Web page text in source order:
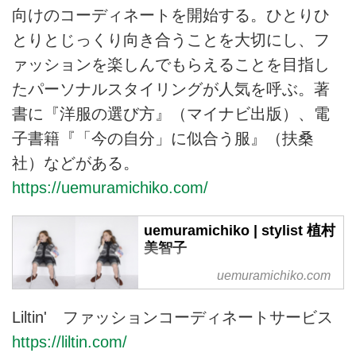
向けのコーディネートを開始する。ひとりひ
とりとじっくり向き合うことを大切にし、フ
ァッションを楽しんでもらえることを目指し
たパーソナルスタイリングが人気を呼ぶ。著
書に『洋服の選び方』（マイナビ出版）、電
子書籍『「今の自分」に似合う服』（扶桑
社）などがある。
https://uemuramichiko.com/
uemuramichiko | stylist 植村
美智子
スタイリスト植村美智子のホーム
ページです。
uemuramichiko.com
Liltin' ファッションコーディネートサービス
https://liltin.com/